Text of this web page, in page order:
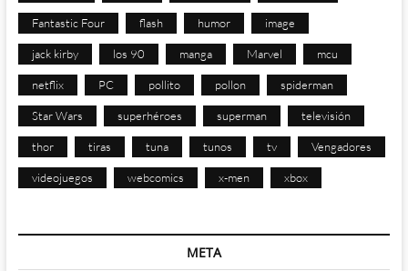
Fantastic Four flash humor image
jack kirby los 90 manga Marvel mcu
netflix PC pollito pollon spiderman
Star Wars superhéroes superman televisión
thor tiras tuna tunos tv Vengadores
videojuegos webcomics x-men xbox
META